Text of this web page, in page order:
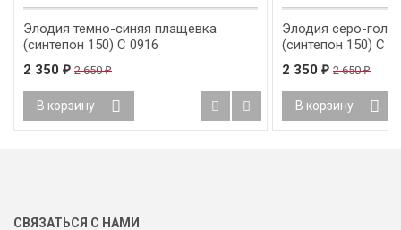
Элодия темно-синяя плащевка
(синтепон 150) С 0916
2 350 ₽ 2 650₽
В корзину
Элодия серо-
(синтепон 150) С
2 350 ₽ 2 650₽
В корзину
СВЯЗАТЬСЯ С НАМИ